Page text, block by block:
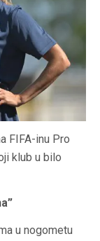
FIFA-inu Pro
klub u bilo
u nogometu